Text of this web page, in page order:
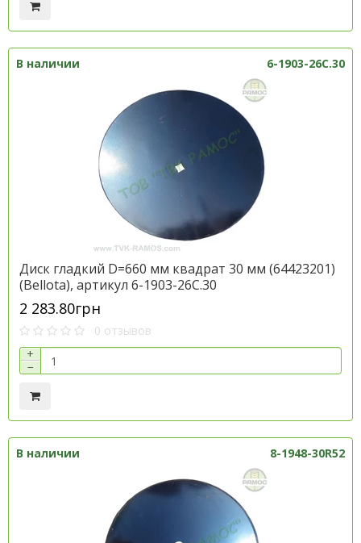
В наличии 6-1903-26С.30
Диск гладкий D=660 мм квадрат 30 мм (64423201)
(Bellota), артикул 6-1903-26С.30
2 283.80грн
0 отзывов
+
−
В наличии 8-1948-30R52